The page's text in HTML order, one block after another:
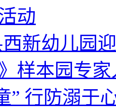
动
新幼儿园
样本园专
” 行防溺